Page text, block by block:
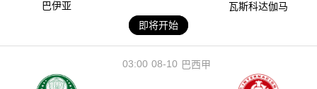
巴伊亚
瓦斯科达伽马
即将开始
08-10
03:00 巴西甲